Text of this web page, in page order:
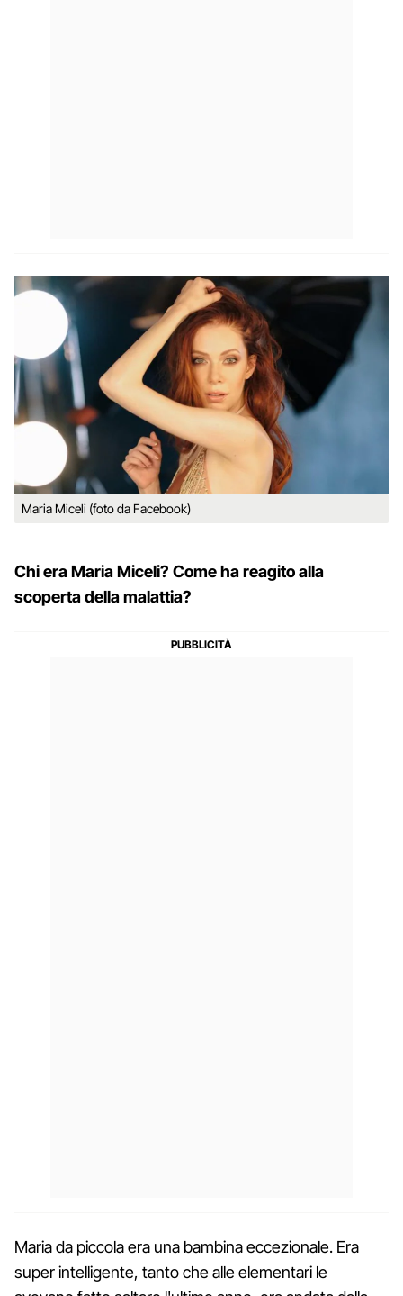
Maria Miceli (foto da Facebook)
Chi era Maria Miceli? Come ha reagito alla
scoperta della malattia?
Maria da piccola era una bambina eccezionale. Era
super intelligente, tanto che alle elementari le